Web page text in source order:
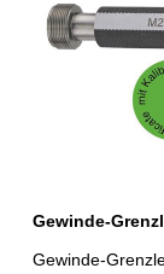
Gewinde-